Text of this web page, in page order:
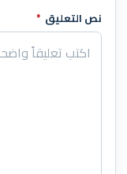
نص التعليق *